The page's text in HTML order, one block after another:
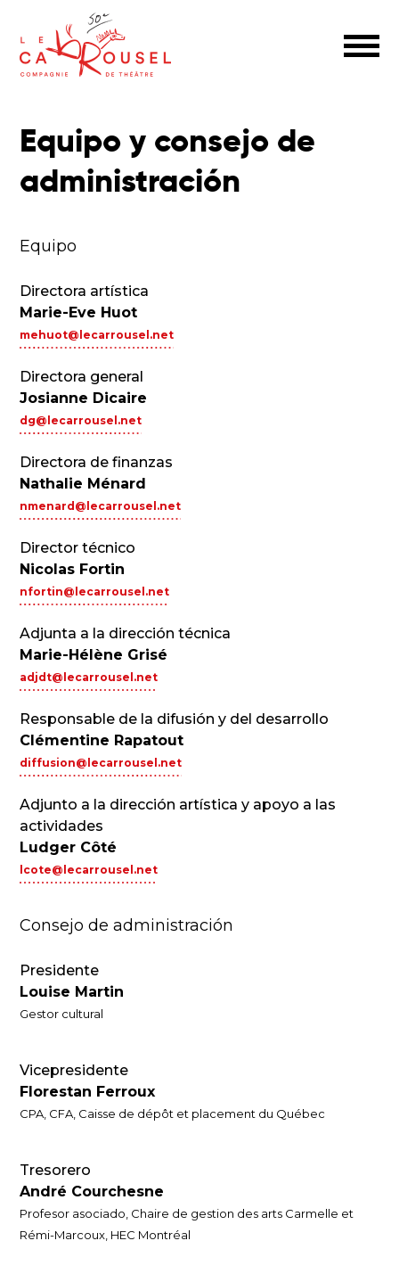
Equipo y consejo de
administración
Equipo
Directora artística
Marie-Eve Huot
mehuot@lecarrousel.net
Directora general
Josianne Dicaire
dg@lecarrousel.net
Directora de finanzas
Nathalie Ménard
nmenard@lecarrousel.net
Director técnico
Nicolas Fortin
nfortin@lecarrousel.net
Adjunta a la dirección técnica
Marie-Hélène Grisé
adjdt@lecarrousel.net
Responsable de la difusión y del desarrollo
Clémentine Rapatout
diffusion@lecarrousel.net
Adjunto a la dirección artística y apoyo a las
actividades
Ludger Côté
lcote@lecarrousel.net
Consejo de administración
Presidente
Louise Martin
Gestor cultural
Vicepresidente
Florestan Ferroux
CPA, CFA, Caisse de dépôt et placement du Québec
Tresorero
André Courchesne
Profesor asociado, Chaire de gestion des arts Carmelle et
Rémi-Marcoux, HEC Montréal